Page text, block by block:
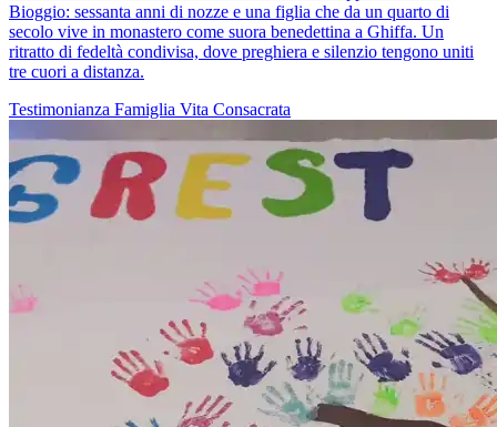
Bioggio: sessanta anni di nozze e una figlia che da un quarto di
secolo vive in monastero come suora benedettina a Ghiffa. Un
ritratto di fedeltà condivisa, dove preghiera e silenzio tengono uniti
tre cuori a distanza.
Testimonianza Famiglia Vita Consacrata